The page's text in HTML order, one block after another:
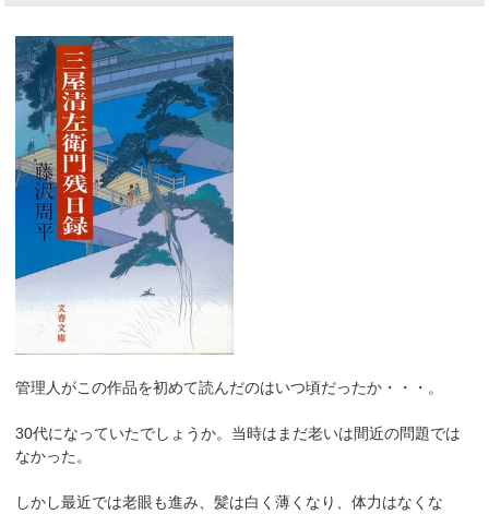
管理人がこの作品を初めて読んだのはいつ頃だったか・・・。
30代になっていたでしょうか。当時はまだ老いは間近の問題では
なかった。
しかし最近では老眼も進み、髪は白く薄くなり、体力はなくな